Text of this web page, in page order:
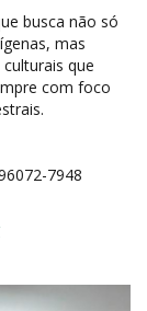
busca não só
mas
que
com foco
7948